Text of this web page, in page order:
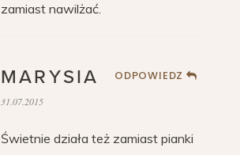
zamiast nawilżać.
MARYSIA ODPOWIEDZ
31.07.2015
Świetnie działa też zamiast pianki